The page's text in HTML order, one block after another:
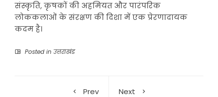
संस्कृति, कृषकों की अहमियत और पारंपरिक
लोककलाओं के संरक्षण की दिशा में एक प्रेरणादायक
कदम है।
Posted in उत्तराखंड
Prev
Next